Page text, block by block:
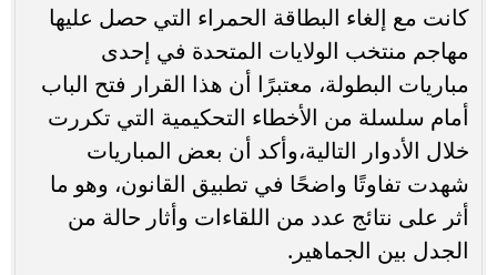
كانت مع إلغاء البطاقة الحمراء التي حصل عليها
مهاجم منتخب الولايات المتحدة في إحدى
مباريات البطولة، معتبرًا أن هذا القرار فتح الباب
أمام سلسلة من الأخطاء التحكيمية التي تكررت
خلال الأدوار التالية،وأكد أن بعض المباريات
شهدت تفاوتًا واضحًا في تطبيق القانون، وهو ما
أثر على نتائج عدد من اللقاءات وأثار حالة من
الجدل بين الجماهير.